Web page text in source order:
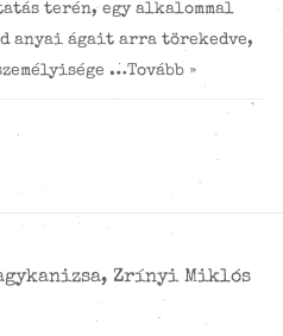
terén, egy alkalommal
anyai ágait arra törekedve,
…Tovább »
Zrínyi Miklós